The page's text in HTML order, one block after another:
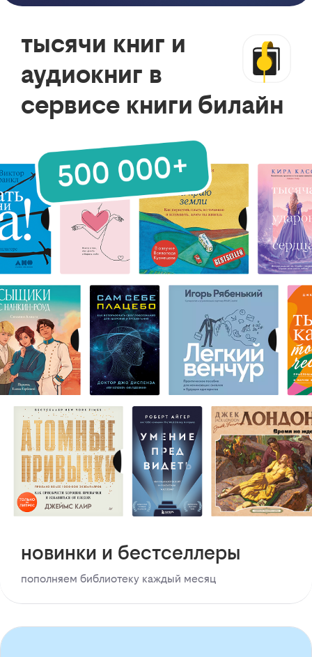
тысячи книг и
аудиокниг в
сервисе книги билайн
новинки и бестселлеры
пополняем библиотеку каждый месяц